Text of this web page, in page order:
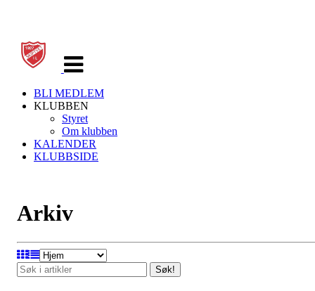
navigasjon
BLI MEDLEM
KLUBBEN
Styret
Om klubben
KALENDER
KLUBBSIDE
Arkiv
Søk!